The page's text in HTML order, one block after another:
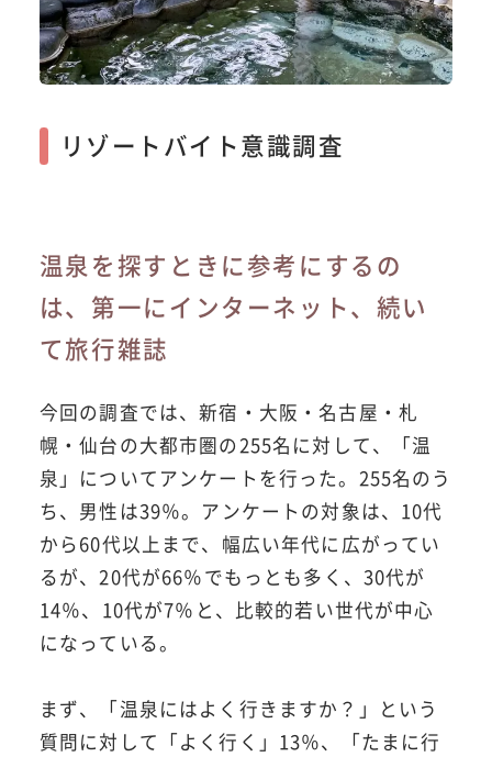
リゾートバイト意識調査
温泉を探すときに参考にするの
は、第一にインターネット、続い
て旅行雑誌
今回の調査では、新宿・大阪・名古屋・札
幌・仙台の大都市圏の255名に対して、「温
泉」についてアンケートを行った。255名のう
ち、男性は39％。アンケートの対象は、10代
から60代以上まで、幅広い年代に広がってい
るが、20代が66％でもっとも多く、30代が
14％、10代が7％と、比較的若い世代が中心
になっている。
まず、「温泉にはよく行きますか？」という
質問に対して「よく行く」13％、「たまに行